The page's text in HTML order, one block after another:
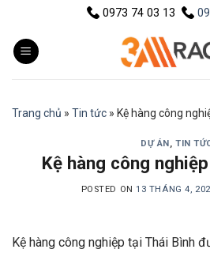
content
0973 74 03 13
Trang chủ » Tin tức » Kệ hàng công
DỰ ÁN, TIN
Kệ hàng công
POSTED ON13 THÁNG 4,
Kệ hàng công nghiệp tại Thái Bình